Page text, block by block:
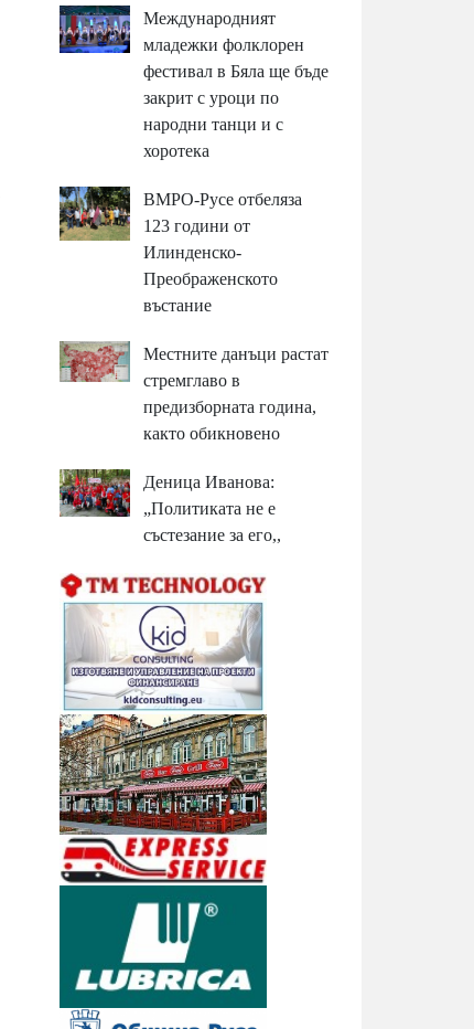
Международният
младежки фолклорен
фестивал в Бяла ще бъде
закрит с уроци по
народни танци и с
хоротека
ВМРО-Русе отбеляза
123 години от
Илинденско-
Преображенското
въстание
Местните данъци растат
стремглаво в
предизборната година,
както обикновено
Деница Иванова:
„Политиката не е
състезание за его,,